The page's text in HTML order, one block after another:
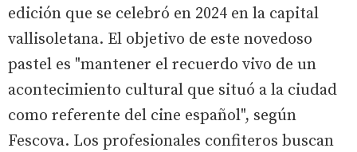
edición que se celebró en 2024 en la capital
vallisoletana. El objetivo de este novedoso
pastel es "mantener el recuerdo vivo de un
acontecimiento cultural que situó a la ciudad
como referente del cine español", según
Fescova. Los profesionales confiteros buscan